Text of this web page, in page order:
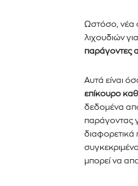
Ωστόσο, νέα
λιχουδιών
παράγοντες
Αυτά είναι
επίκουρο
δεδομένα
παράγοντας
διαφορετικά
μπορεί να